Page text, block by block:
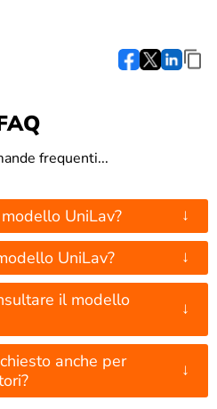
frequenti...
UniLav? ↓
UniLav? ↓
il modello
↓
anche per
↓